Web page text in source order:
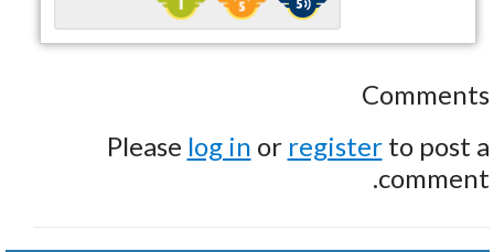
Comments
Please log in or registerto post a
comment.